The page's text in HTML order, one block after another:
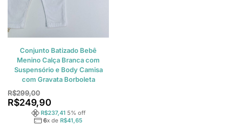
Conjunto Batizado Bebê
Menino Calça Branca com
Suspensório e Body Camisa
com Gravata Borboleta
R$299,00
R$249,90
R$237,41 5% off
6x de R$41,65